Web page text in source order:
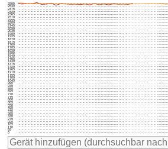
0
55
110
165
220
275
330
385
440
495
550
605
660
715
770
825
880
935
990
1045
1100
1155
1210
1265
1320
1375
1430
1485
1540
1595
1650
1705
1760
1815
1870
1925
1980
2035
2090
2145
2200
2255
2310
2365
2420
2475
2530
2585